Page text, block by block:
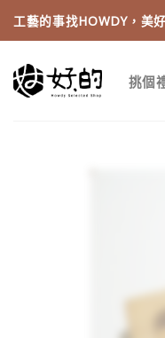
Skip
to
content
工藝的事找HOWDY，美
挑個